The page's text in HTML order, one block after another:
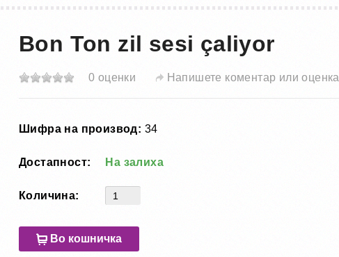
Bon Ton zil sesi çaliyor
0 оценки Напишете коментар или оценка
Шифра на производ: 34
Достапност: На залиха
Количина:
Во кошничка